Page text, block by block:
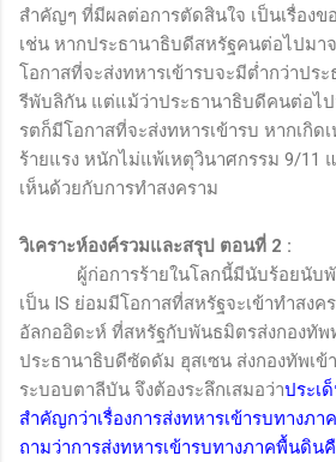
สำคัญๆ ที่มีผลต่อการตัดสินใจ เป็นเรื่องขอ
เช่น หากประธานาธิบดีสหรัฐคนต่อไปมา
โอกาสที่จะส่งทหารเข้ารบจะมีต่ำกว่าปร
รีพับลิกัน แต่แม้ว่าประธานาธิบดีคนต่อไ
รตก็มีโอกาสที่จะส่งทหารเข้ารบ หากเกิด
ร้ายแรง หนักไม่แพ้เหตุวินาศกรรม 9/11
เห็นด้วยกับการทำสงคราม
วิเคราะห์องค์รวมและสรุป ตอนที่ 2 :
ผู้ก่อการร้ายในโลกนี้มีนับร้อยนับพั
เป็น IS ย่อมมีโอกาสที่สหรัฐจะเข้าทำสง
อัลกออิดะห์ ที่สหรัฐกับพันธมิตรส่งกองทัพ
ประธานาธิบดีซัดดัม ฮุสเซน ส่งกองทัพเข้
ระบอบตาลีบัน จึงต้องระลึกเสมอว่าประเ
สำคัญกว่าเรื่องการส่งทหารเข้ารบทางภ
ถามว่าการส่งทหารเข้ารบทางภาคพื้นดิ